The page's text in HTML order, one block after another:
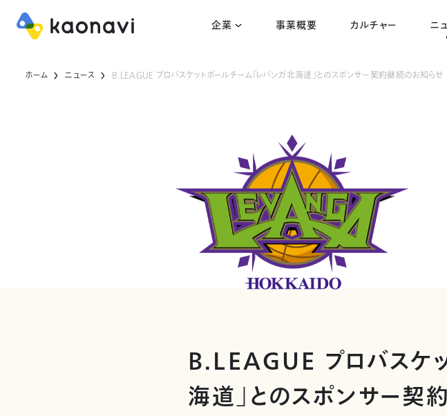
企業 事業概要 カルチャー ニ
ホーム ニュース B.LEAGUE プロバスケットボールチーム「レバンガ北海道」とのスポンサー契約継続のお知らせ
B.LEAGUE プロバスケ
海道」とのスポンサー契